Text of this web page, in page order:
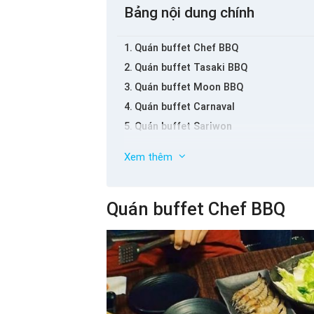
Bảng nội dung chính
Quán buffet Chef BBQ
Quán buffet Tasaki BBQ
Quán buffet Moon BBQ
Quán buffet Carnaval
Quán buffet Sariwon
Quán buffet Mapa Turkish Restaurant
Xem thêm
Quán buffet Chef BBQ